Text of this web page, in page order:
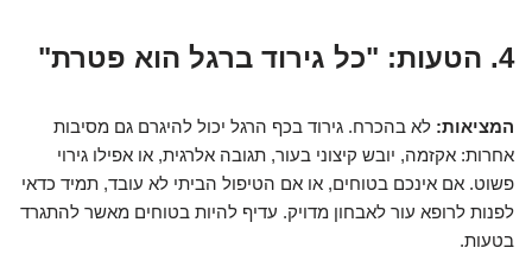
4. הטעות: "כל גירוד ברגל הוא פטרת"
המציאות: לא בהכרח. גירוד בכף הרגל יכול להיגרם גם מסיבות
אחרות: אקזמה, יובש קיצוני בעור, תגובה אלרגית, או אפילו גירוי
פשוט. אם אינכם בטוחים, או אם הטיפול הביתי לא עובד, תמיד כדאי
לפנות לרופא עור לאבחון מדויק. עדיף להיות בטוחים מאשר להתגרד
בטעות.